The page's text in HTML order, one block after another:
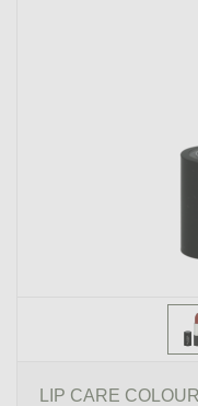
LIP CARE